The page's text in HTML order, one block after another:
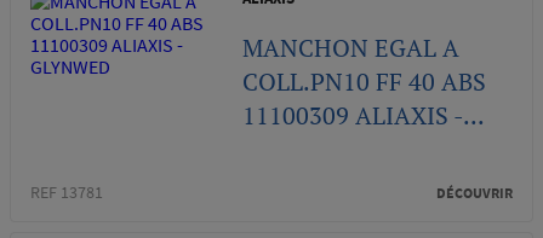
MANCHON EGAL A
COLL.PN10 FF 40 ABS
11100309 ALIAXIS -...
REF 13781 DÉCOUVRIR